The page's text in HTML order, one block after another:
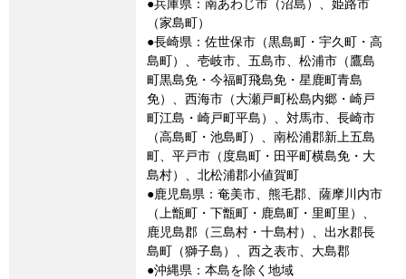
●兵庫県：南あわじ市（沼島）、姫路市
（家島町）
●長崎県：佐世保市（黒島町・宇久町・高
島町）、壱岐市、五島市、松浦市（鷹島
町黒島免・今福町飛島免・星鹿町青島
免）、西海市（大瀬戸町松島内郷・崎戸
町江島・崎戸町平島）、対馬市、長崎市
（高島町・池島町）、南松浦郡新上五島
町、平戸市（度島町・田平町横島免・大
島村）、北松浦郡小値賀町
●鹿児島県：奄美市、熊毛郡、薩摩川内市
（上甑町・下甑町・鹿島町・里町里）、
鹿児島郡（三島村・十島村）、出水郡長
島町（獅子島）、西之表市、大島郡
●沖縄県：本島を除く地域